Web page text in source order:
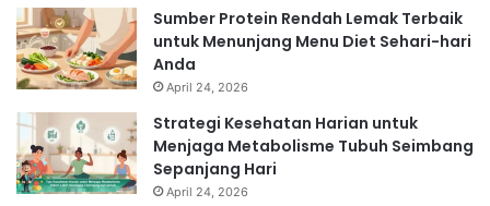
Sumber Protein Rendah Lemak Terbaik
untuk Menunjang Menu Diet Sehari-hari
Anda
April 24, 2026
Strategi Kesehatan Harian untuk
Menjaga Metabolisme Tubuh Seimbang
Sepanjang Hari
April 24, 2026